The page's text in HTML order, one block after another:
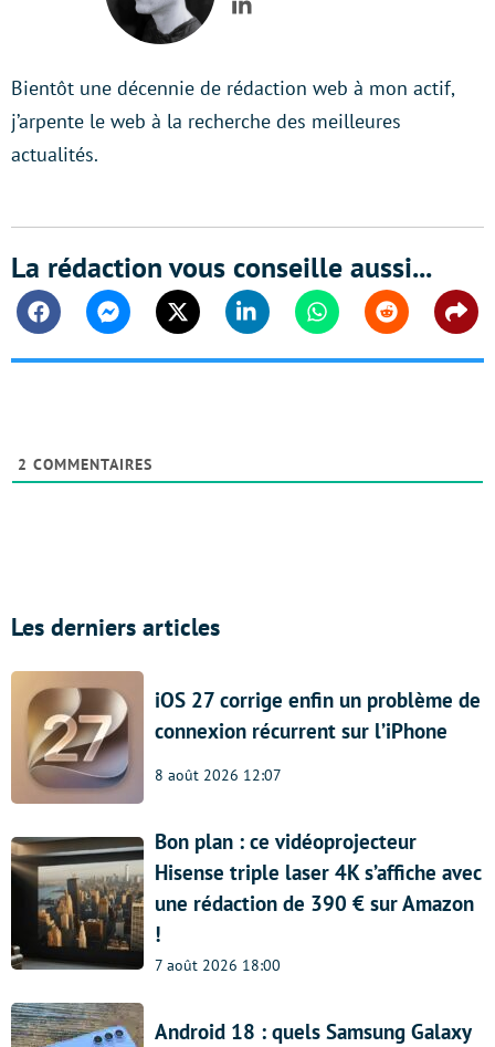
LinkedIn
Bientôt une décennie de rédaction web à mon actif,
j’arpente le web à la recherche des meilleures
actualités.
La rédaction vous conseille aussi...
FacebookMessengerTwitter Linkedin WhatsappReddit
2 COMMENTAIRES
Les derniers articles
iOS 27 corrige enfin un problème de
connexion récurrent sur l’iPhone
8 août 2026 12:07
Bon plan : ce vidéoprojecteur
Hisense triple laser 4K s’affiche avec
une rédaction de 390 € sur Amazon
!
7 août 2026 18:00
Android 18 : quels Samsung Galaxy